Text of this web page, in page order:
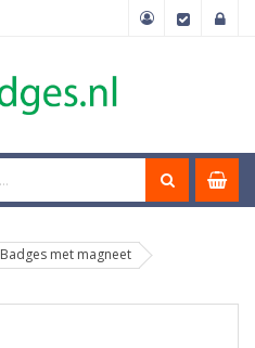
Badges met magneet